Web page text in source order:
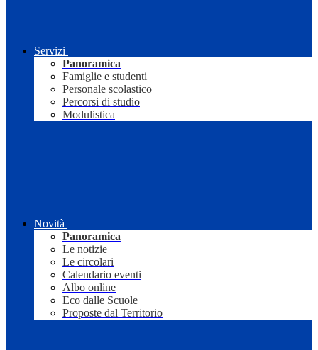
Servizi
Panoramica
Famiglie e studenti
Personale scolastico
Percorsi di studio
Modulistica
Novità
Panoramica
Le notizie
Le circolari
Calendario eventi
Albo online
Eco dalle Scuole
Proposte dal Territorio